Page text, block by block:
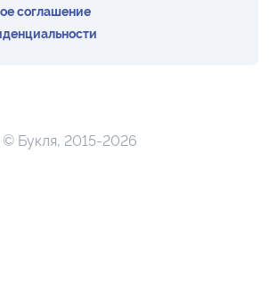
соглашение
© Букля, 2015-2026